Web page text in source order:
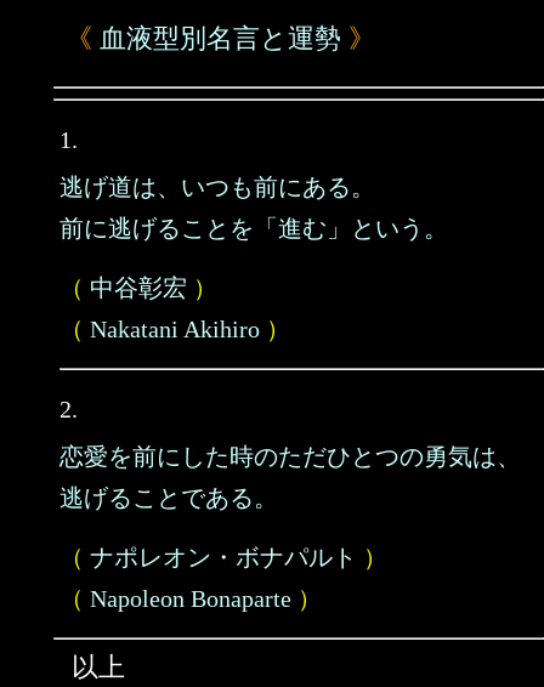
《 血液型別名言と運勢 》
1.
逃げ道は、いつも前にある。
前に逃げることを「進む」という。
（ 中谷彰宏 ）
（ Nakatani Akihiro ）
2.
恋愛を前にした時のただひとつの勇気は、
逃げることである。
（ ナポレオン・ボナパルト ）
（ Napoleon Bonaparte ）
以上